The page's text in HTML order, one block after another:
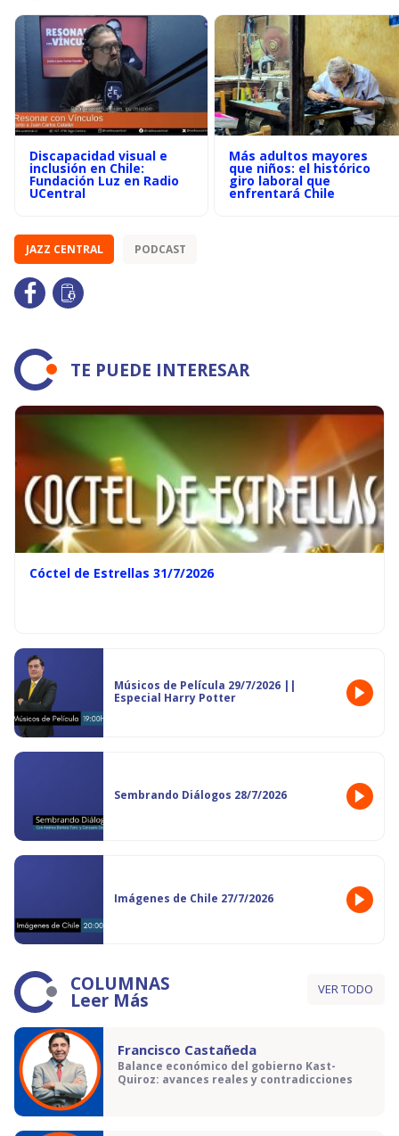
Discapacidad visual e
inclusión en Chile:
Fundación Luz en Radio
UCentral
Más adultos mayores
que niños: el histórico
giro laboral que
enfrentará Chile
JAZZ CENTRAL PODCAST
TE PUEDE INTERESAR
Cóctel de Estrellas 31/7/2026
Músicos de Película 29/7/2026 ||
Especial Harry Potter
Sembrando Diálogos 28/7/2026
Imágenes de Chile 27/7/2026
COLUMNAS
Leer Más VER TODO
Francisco Castañeda
Balance económico del gobierno Kast-
Quiroz: avances reales y contradicciones